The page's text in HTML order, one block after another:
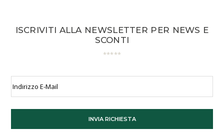
ISCRIVITI ALLA NEWSLETTER PER NEWS E
SCONTI